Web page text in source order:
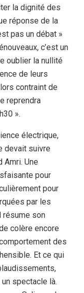
la dignité des
réponse de la
pas un débat »
c’est un
oublier la nullité
de leurs
contraint de
reprendra
».
électrique,
devait suivre
Amri. Une
pour
pour
par les
résume son
colère encore
des
Et ce qui
spectacle là.